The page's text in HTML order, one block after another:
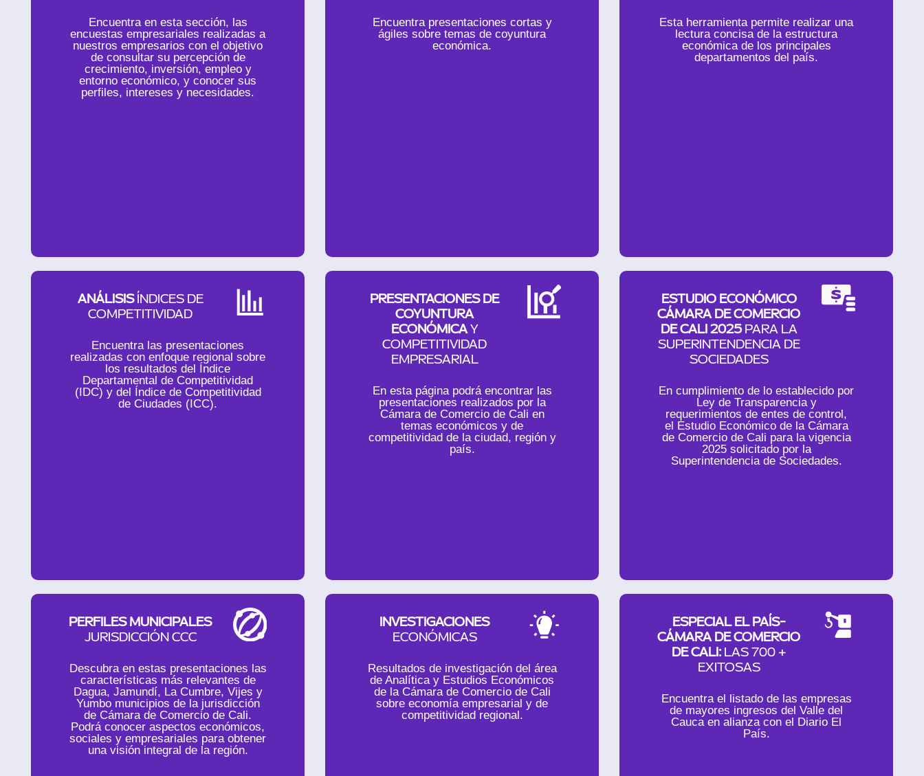
Encuentra en esta sección, las
encuestas empresariales realizadas a
nuestros empresarios con el objetivo
de consultar su percepción de
crecimiento, inversión, empleo y
entorno económico, y conocer sus
perfiles, intereses y necesidades.
Encuentra presentaciones cortas y
ágiles sobre temas de coyuntura
económica.
Esta herramienta permite realizar una
lectura concisa de la estructura
económica de los principales
departamentos del país.
ANÁLISISÍNDICES DE
COMPETITIVIDAD
Encuentra las presentaciones
realizadas con enfoque regional sobre
los resultados del Índice
Departamental de Competitividad
(IDC) y del Índice de Competitividad
de Ciudades (ICC).
PRESENTACIONES DE
COYUNTURA
ECONÓMICAY
COMPETITIVIDAD
EMPRESARIAL
En esta página podrá encontrar las
presentaciones realizados por la
Cámara de Comercio de Cali en
temas económicos y de
competitividad de la ciudad, región y
país.
ESTUDIO ECONÓMICO
CÁMARA DE COMERCIO
DE CALI 2025PARA LA
SUPERINTENDENCIA DE
SOCIEDADES
En cumplimiento de lo establecido por
Ley de Transparencia y
requerimientos de entes de control,
el Estudio Económico de la Cámara
de Comercio de Cali para la vigencia
2025 solicitado por la
Superintendencia de Sociedades.
PERFILES MUNICIPALES
JURISDICCIÓN CCC
Descubra en estas presentaciones las
características más relevantes de
Dagua, Jamundí, La Cumbre, Vijes y
Yumbo municipios de la jurisdicción
de Cámara de Comercio de Cali.
Podrá conocer aspectos económicos,
sociales y empresariales para obtener
una visión integral de la región.
INVESTIGACIONES
ECONÓMICAS
Resultados de investigación del área
de Analítica y Estudios Económicos
de la Cámara de Comercio de Cali
sobre economía empresarial y de
competitividad regional.
ESPECIAL EL PAÍS-
CÁMARA DE COMERCIO
DE CALI: LAS 700 +
EXITOSAS
Encuentra el listado de las empresas
de mayores ingresos del Valle del
Cauca en alianza con el Diario El
País.